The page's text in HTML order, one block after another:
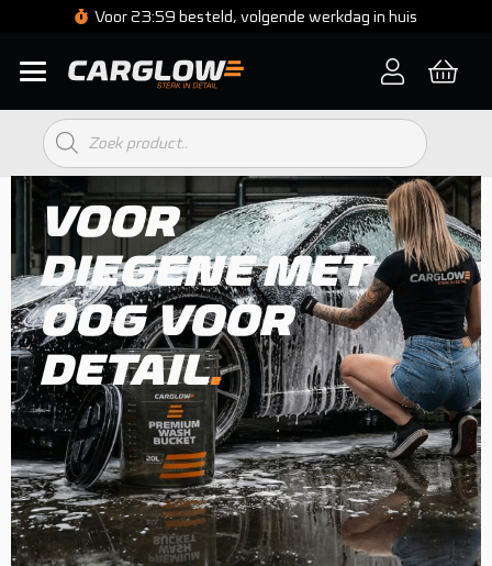
Voor 23:59 besteld, volgende werkdag in huis
Producten
zoeken
VOOR
DIEGENE MET
OOG VOOR
DETAIL.